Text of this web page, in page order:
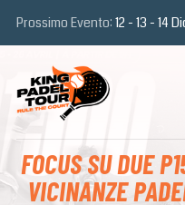
Prossimo Evento: 12 - 13 - 14
FOCUS SU DUE
VICINANZE